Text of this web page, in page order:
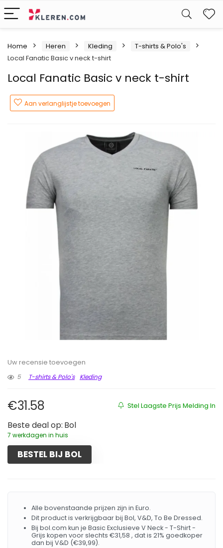
Home Heren Kleding
T-shirts & Polo's
Local Fanatic Basic v neck t-shirt
Local Fanatic Basic v neck t-shirt
Aan verlanglijstje toevoegen
Uw recensie toevoegen
5
T-shirts & Polo's Kleding
Stel Laagste Prijs Melding In
€31.58
Beste deal op: Bol
7 werkdagen in huis
BESTEL BIJ BOL
Alle bovenstaande prijzen zijn in Euro.
Dit product is verkrijgbaar bij Bol, V&D, To Be Dressed.
Bij bol.com kun je Basic Exclusieve V Neck - T-Shirt -
Grijs kopen voor slechts €31,58 , dat is 21% goedkoper
dan bij V&D (€39,99).